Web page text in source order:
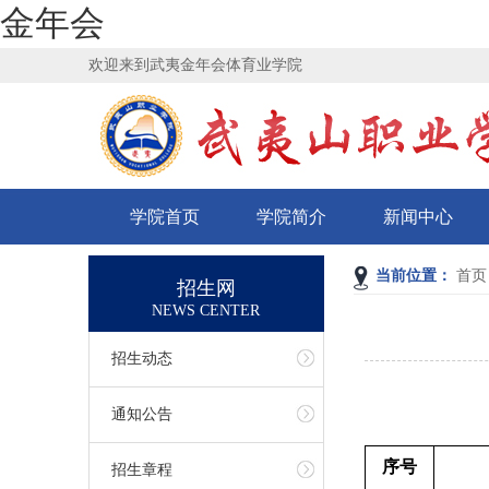
金年会
欢迎来到武夷金年会体育业学院
学院首页 学院简介 新闻中心
当前位置： 首页
序号
招生网
NEWS CENTER
招生动态
通知公告
招生章程